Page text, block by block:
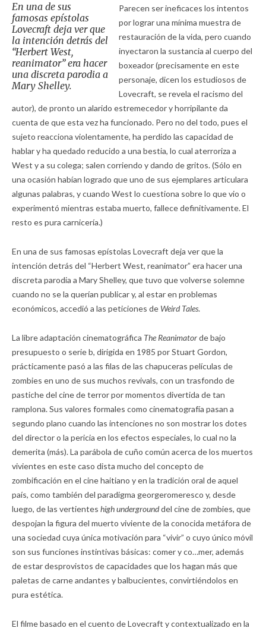
En una de sus
famosas epístolas
Lovecraft deja ver que
la intención detrás del
“Herbert West,
reanimator” era hacer
una discreta parodia a
Mary Shelley.
Parecen ser ineficaces los intentos
por lograr una mínima muestra de
restauración de la vida, pero cuando
inyectaron la sustancia al cuerpo del
boxeador (precisamente en este
personaje, dicen los estudiosos de
Lovecraft, se revela el racismo del
autor), de pronto un alarido estremecedor y horripilante da
cuenta de que esta vez ha funcionado. Pero no del todo, pues el
sujeto reacciona violentamente, ha perdido las capacidad de
hablar y ha quedado reducido a una bestia, lo cual aterroriza a
West y a su colega; salen corriendo y dando de gritos. (Sólo en
una ocasión habían logrado que uno de sus ejemplares articulara
algunas palabras, y cuando West lo cuestiona sobre lo que vio o
experimentó mientras estaba muerto, fallece definitivamente. El
resto es pura carnicería.)
En una de sus famosas epístolas Lovecraft deja ver que la
intención detrás del “Herbert West, reanimator” era hacer una
discreta parodia a Mary Shelley, que tuvo que volverse solemne
cuando no se la querían publicar y, al estar en problemas
económicos, accedió a las peticiones de Weird Tales.
La libre adaptación cinematográfica The Reanimatorde bajo
presupuesto o serie b, dirigida en 1985 por Stuart Gordon,
prácticamente pasó a las filas de las chapuceras películas de
zombies en uno de sus muchos revivals, con un trasfondo de
pastiche del cine de terror por momentos divertida de tan
ramplona. Sus valores formales como cinematografía pasan a
segundo plano cuando las intenciones no son mostrar los dotes
del director o la pericia en los efectos especiales, lo cual no la
demerita (más). La parábola de cuño común acerca de los muertos
vivientes en este caso dista mucho del concepto de
zombificación en el cine haitiano y en la tradición oral de aquel
país, como también del paradigma georgeromeresco y, desde
luego, de las vertientes high undergrounddel cine de zombies, que
despojan la figura del muerto viviente de la conocida metáfora de
una sociedad cuya única motivación para “vivir” o cuyo único móvil
son sus funciones instintivas básicas: comer y co…mer, además
de estar desprovistos de capacidades que los hagan más que
paletas de carne andantes y balbucientes, convirtiéndolos en
pura estética.
El filme basado en el cuento de Lovecraft y contextualizado en la